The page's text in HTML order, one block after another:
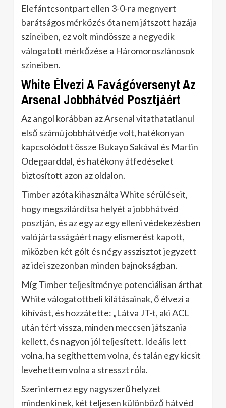
Elefántcsontpart ellen 3-0-ra megnyert
barátságos mérkőzés óta nem játszott hazája
színeiben, ez volt mindössze a negyedik
válogatott mérkőzése a Háromoroszlánosok
színeiben.
White Élvezi A Favágóversenyt Az
Arsenal Jobbhátvéd Posztjáért
Az angol korábban az Arsenal vitathatatlanul
első számú jobbhátvédje volt, hatékonyan
kapcsolódott össze Bukayo Sakával és Martin
Odegaarddal, és hatékony átfedéseket
biztosított azon az oldalon.
Timber azóta kihasználta White sérüléseit,
hogy megszilárdítsa helyét a jobbhátvéd
posztján, és az egy az egy elleni védekezésben
való jártasságáért nagy elismerést kapott,
miközben két gólt és négy asszisztot jegyzett
az idei szezonban minden bajnokságban.
Míg Timber teljesítménye potenciálisan árthat
White válogatottbeli kilátásainak, ő élvezi a
kihívást, és hozzátette: „Látva JT-t, aki ACL
után tért vissza, minden meccsen játszania
kellett, és nagyon jól teljesített. Ideális lett
volna, ha segíthettem volna, és talán egy kicsit
levehettem volna a stresszt róla.
Szerintem ez egy nagyszerű helyzet
mindenkinek, két teljesen különböző hátvéd